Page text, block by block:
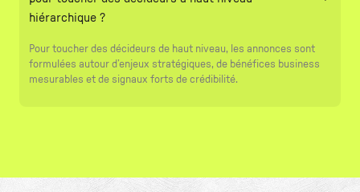
hiérarchique ?
Pour toucher des décideurs de haut niveau, les annonces sont
formulées autour d’enjeux stratégiques, de bénéfices business
mesurables et de signaux forts de crédibilité.